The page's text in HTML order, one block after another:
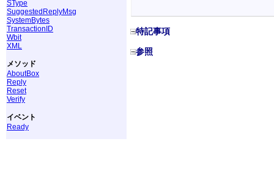
SType
SuggestedReplyMsg
SystemBytes
TransactionID
Wbit
XML
メソッド
AboutBox
Reply
Reset
Verify
イベント
Ready
特記事項
参照